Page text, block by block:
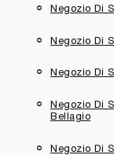
Negozio Di
Negozio Di
Negozio Di
Negozio Di
Bellagio
Negozio Di